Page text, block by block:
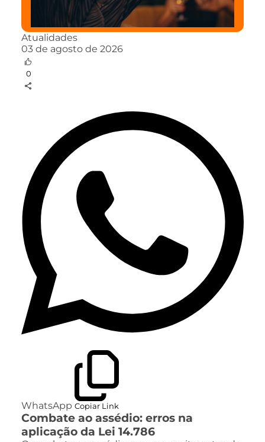
Atualidades
03 de agosto de 2026
0
WhatsApp Copiar Link
Combate ao assédio: erros na
aplicação da Lei 14.786